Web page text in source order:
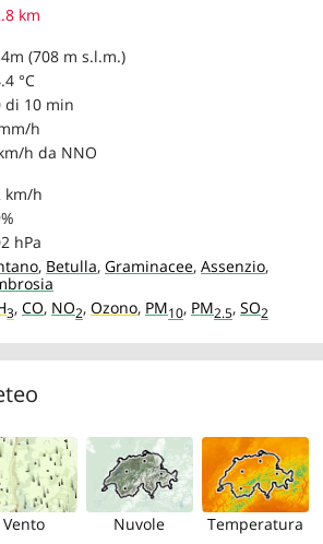
km
(708 m s.l.m.)
°C
di 10 min
h
h da NNO
km/h
hPa
, Betulla, Graminacee, Assenzio,
3, CO, NO2, Ozono, PM10, PM2.5, SO2
Vento Nuvole Temperatura